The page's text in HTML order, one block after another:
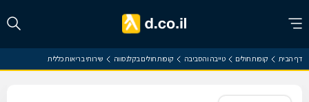
דף הבית קופות חולים טייבה והסביבה קופות חולים בקלנסווה שירותי בריאות כללית